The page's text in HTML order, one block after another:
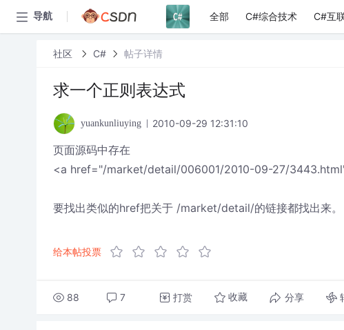
导航 全部 C#综合技术
社区 C# 帖子详情
求一个正则表达式
yuankunliuying 2010-09-29 12:31:10
页面源码中存在
<a href="/market/detail/006001/2010-09-27/
要找出类似的href把关于 /market/detail/的链接都找出来。
给本帖投票
88 7 打赏 收藏 分享